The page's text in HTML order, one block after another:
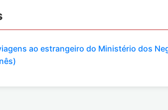
ao estrangeiro do Ministério dos